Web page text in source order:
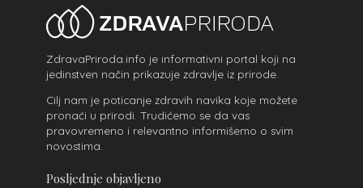
ZdravaPriroda.info je informativni portal koji na
jedinstven način prikazuje zdravlje iz prirode.
Cilj nam je poticanje zdravih navika koje možete
pronaći u prirodi. Trudićemo se da vas
pravovremeno i relevantno informišemo o svim
novostima.
Posljednje objavljeno